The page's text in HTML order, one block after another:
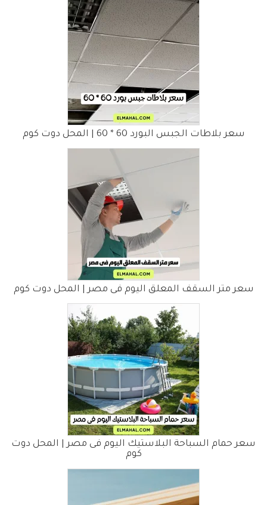
سعر بلاطات الجبس البورد 60 * 60 | المحل دوت كوم
سعر متر السقف المعلق اليوم فى مصر | المحل دوت كوم
سعر حمام السباحة البلاستيك اليوم فى مصر | المحل دوت
كوم